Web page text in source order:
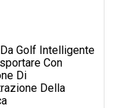
Golf Intelligente
Con
Di
Della